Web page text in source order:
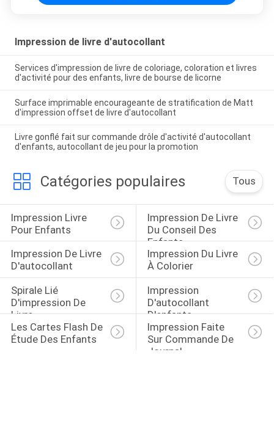
Impression de livre d'autocollant
Services d'impression de livre de coloriage, coloration et livres
d'activité pour des enfants, livre de bourse de licorne
Surface imprimable encourageante de stratification de Matt
d'impression offset de livre d'autocollant
Livre gonflé fait sur commande drôle d'activité d'autocollant
d'enfants, autocollant de jeu pour la promotion
Catégories populaires Tous
Impression Livre
Pour Enfants
Impression De Livre
Du Conseil Des
Enfants
Impression De Livre
D'autocollant
Impression Du Livre
À Colorier
Spirale Lié
D'impression De
Livre
Impression
D'autocollant
D'enfants
Les Cartes Flash De
Étude Des Enfants
Impression Faite
Sur Commande De
Journal